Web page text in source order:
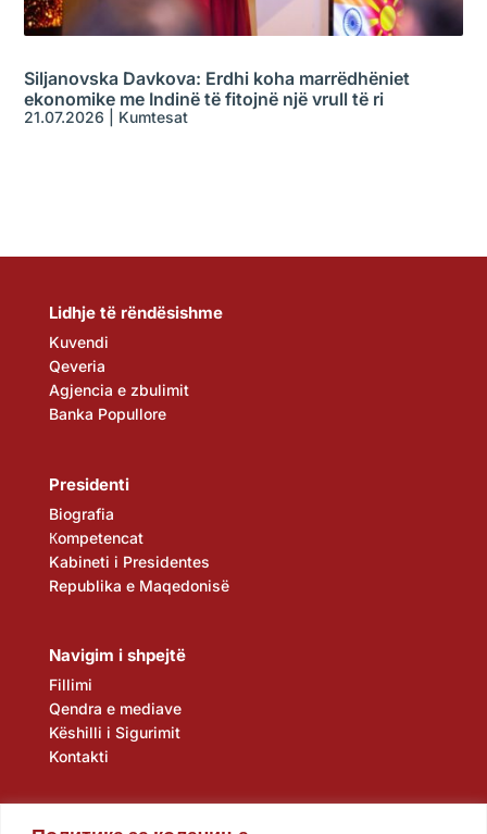
Siljanovska Davkova: Erdhi koha marrëdhëniet
ekonomike me Indinë të fitojnë një vrull të ri
21.07.2026 Kumtesat
Lidhje të rëndësishme
Kuvendi
Qeveria
Agjencia e zbulimit
Banka Popullore
Presidenti
Biografia
Кompetencat
Kabineti i Presidentes
Republika e Maqedonisë
Navigim i shpejtë
Fillimi
Qendra e mediave
Këshilli i Sigurimit
Kontakti